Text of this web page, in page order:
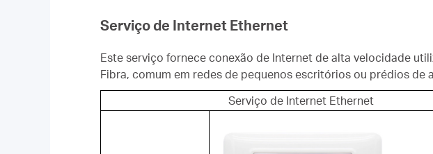
Serviço de Internet Ethernet
Este serviço fornece conexão de Internet de alta velocidade
Fibra, comum em redes de pequenos escritórios ou prédios de
Serviço de Internet Ethernet